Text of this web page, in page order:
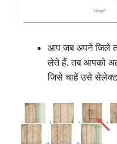
आप जब अपने जिले
लेते हैं. तब आपको
जिसे चाहें उसे